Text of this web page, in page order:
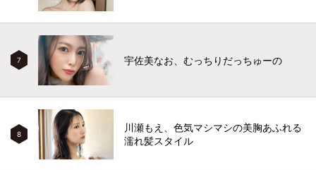
7 宇佐美なお、むっちりだっちゅーの
8
川瀬もえ、色気マシマシの美胸あふれる
濡れ髪スタイル